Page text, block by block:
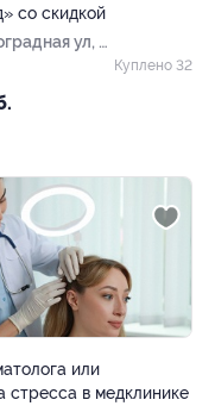
со скидкой
ул, д.
Куплено 32
или
стресса в медклинике